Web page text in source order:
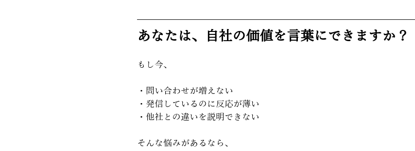
あなたは、自社の価値を言葉にできますか？
もし今、
・問い合わせが増えない
・発信しているのに反応が薄い
・他社との違いを説明できない
そんな悩みがあるなら、